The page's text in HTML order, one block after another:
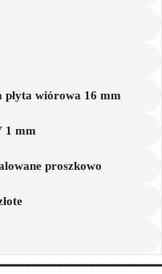
płyta wiórowa 16 mm
1 mm
proszkowo